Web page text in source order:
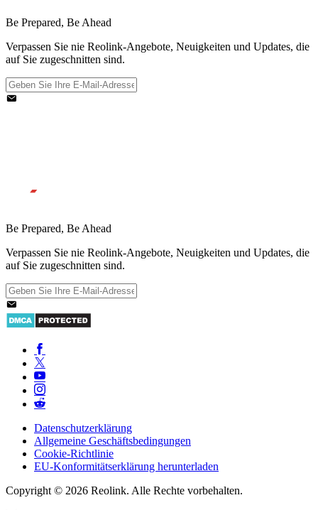
Be Prepared, Be Ahead
Verpassen Sie nie Reolink-Angebote, Neuigkeiten und Updates, die
auf Sie zugeschnitten sind.
Be Prepared, Be Ahead
Verpassen Sie nie Reolink-Angebote, Neuigkeiten und Updates, die
auf Sie zugeschnitten sind.
Datenschutzerklärung
Allgemeine Geschäftsbedingungen
Cookie-Richtlinie
EU-Konformitätserklärung herunterladen
Copyright © 2026 Reolink. Alle Rechte vorbehalten.